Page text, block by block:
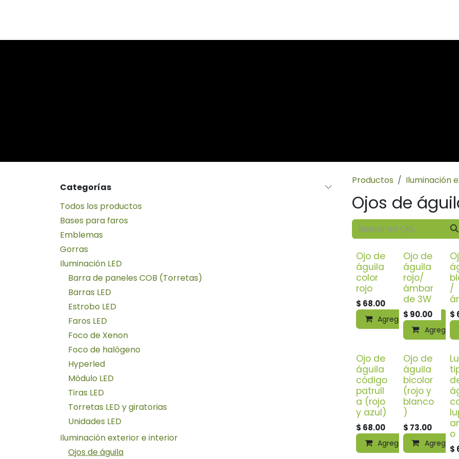
Categorías
Todos los productos
Bases para faros
Emblemas
Gorras
Iluminación LED
Barra de paneles COB (Torretas)
Barras LED
Estrobo LED
Faros LED
Foco de Xenon
Foco de halógeno
Hyperled
Módulo LED
Tiras LED
Torretas LED y giratorias
Unidades LED
Iluminación exterior e interior
Ojos de águila
Productos Iluminación
Ojos de
Ojo de
águila
color
rojo
$ 68.00
Agregar al carrito
Ojo de
águila
rojo/
ámbar
de 3W
$ 90.00
Agregar
/
$
Ojo de
águila
código
patrull
a (rojo
y azul)
$ 68.00
Agregar al carrito
Ojo de
águila
bicolor
(rojo y
blanco
)
$ 73.00
Agregar
o
$